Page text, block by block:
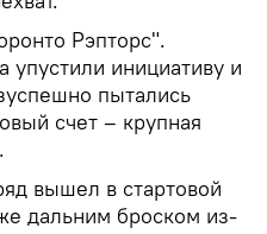
Рэпторс".
упустили инициативу и
пытались
счет – крупная
вышел в стартовой
дальним броском из-